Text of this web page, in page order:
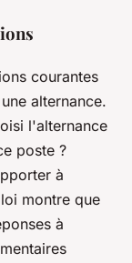
courantes
alternance.
l'alternance
poste ?
à
montre que
à